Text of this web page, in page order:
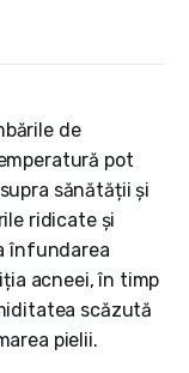
de
pot
sănătății și
ridicate și
înfundarea
acneei, în timp
scăzută
pielii.